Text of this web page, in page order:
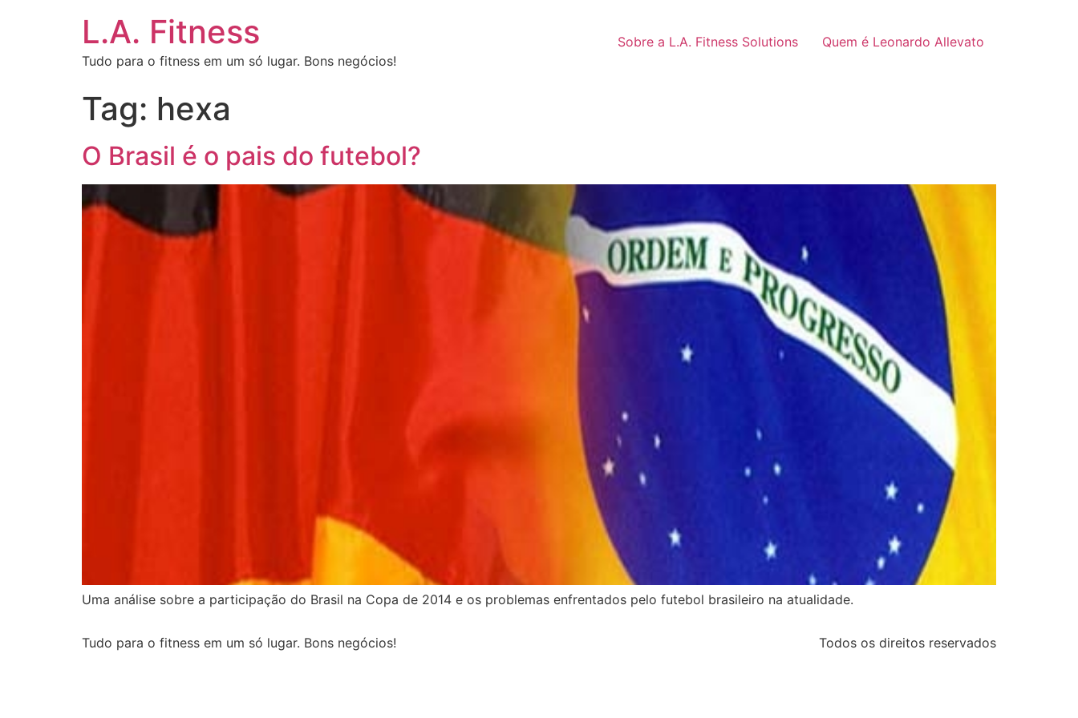
L.A. Fitness
Tudo para o fitness em um só lugar. Bons negócios!
Sobre a L.A. Fitness Solutions Quem é Leonardo Allevato
Tag: hexa
O Brasil é o pais do futebol?
Uma análise sobre a participação do Brasil na Copa de 2014 e os problemas enfrentados pelo futebol brasileiro na atualidade.
Tudo para o fitness em um só lugar. Bons negócios! Todos os direitos reservados